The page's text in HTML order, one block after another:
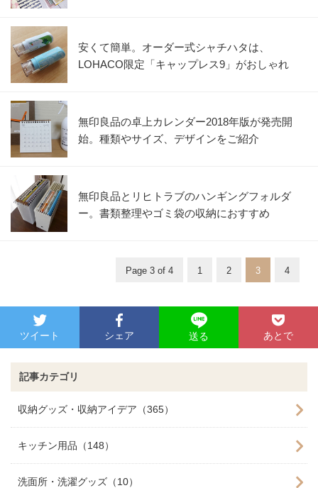
安くて簡単。オーダー式シャチハタは、
LOHACO限定「キャップレス9」がおしゃれ
無印良品の卓上カレンダー2018年版が発売開
始。種類やサイズ、デザインをご紹介
無印良品とリヒトラブのハンギングフォルダ
ー。書類整理やゴミ袋の収納におすすめ
Page 3 of 4 1 2 3 4
ツイート シェア 送る あとで
記事カテゴリ
収納グッズ・収納アイデア（365）
キッチン用品（148）
洗面所・洗濯グッズ（10）